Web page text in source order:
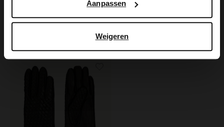
Aanpassen
Weigeren
Zwarte leren handschoenen met gevlochten details Rode synthetische wanten
6.40